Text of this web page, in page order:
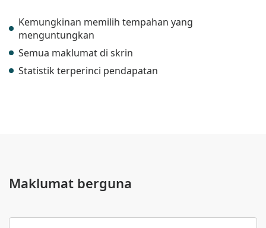
Kemungkinan memilih tempahan yang
menguntungkan
Semua maklumat di skrin
Statistik terperinci pendapatan
Maklumat berguna